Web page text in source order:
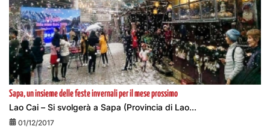
Sapa, un insieme delle feste invernali per il mese prossimo
Lao Cai – Si svolgerà a Sapa (Provincia di Lao...
01/12/2017